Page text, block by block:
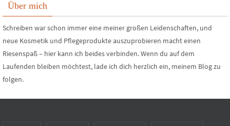
Über mich
Schreiben war schon immer eine meiner großen Leidenschaften, und
neue Kosmetik und Pflegeprodukte auszuprobieren macht einen
Riesenspaß – hier kann ich beides verbinden. Wenn du auf dem
Laufenden bleiben möchtest, lade ich dich herzlich ein, meinem Blog zu
folgen.